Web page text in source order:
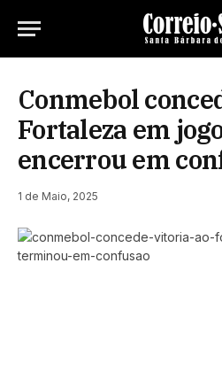
Conmebol
Fortaleza em
encerrou em
1 de Maio, 2025